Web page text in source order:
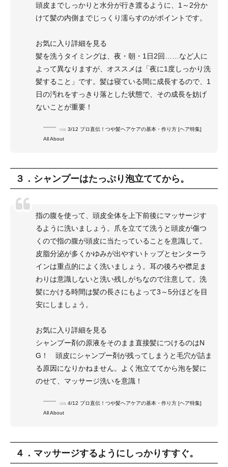
頭皮までしっかりと水分が行き渡るように、1～2分か
けて髪の内側までじっくり濡らすのがポイントです。
お気に入り詳細を見る
髪を洗うタイミングは、夜・朝・1日2回……など人に
よって異なりますが、オススメは「夜に1度しっかり洗
髪すること」です。髪は寝ている間に成長するので、1
日の汚れをすっきり落とした状態で、その成長を妨げ
ないことが重要！
via 3/12 プロ直伝！つや髪ヘアケアの基本・作り方 [ヘア特集]
All About
３．シャンプーはたっぷり泡立ててから。
指の腹を使って、頭皮全体を上下前後にマッサージす
るように洗いましょう。爪を立てて洗うと頭皮が傷つ
くので指の腹が頭皮に当たっていることを意識して。
皮脂分泌が多くかゆみが出やすいトップとセンターラ
インは重点的によく洗いましょう。耳の後ろや襟足ま
わりは意識しないと洗い残しがちなので注意して。洗
髪にかける時間は髪の長さにもよって3～5分ほどを目
安にしましょう。
お気に入り詳細を見る
シャンプー剤の原液をそのまま直接髪につけるのはN
G！ 頭皮にシャンプー剤が残ってしまうと毛穴が詰ま
る原因になりかねません。よく泡立ててから泡を髪に
のせて、マッサージ洗いを意識！
via 4/12 プロ直伝！つや髪ヘアケアの基本・作り方 [ヘア特集]
All About
４．マッサージするようにしっかりすすぐ。